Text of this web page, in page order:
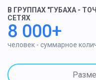
В ГРУППАХ "ГУБАХА -
СЕТЯХ
8 000+
человек - суммарное